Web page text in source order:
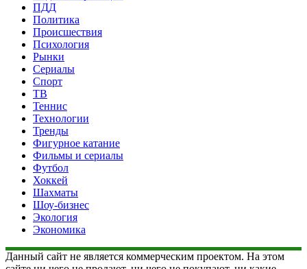
ПДД
Политика
Происшествия
Психология
Рынки
Сериалы
Спорт
ТВ
Теннис
Технологии
Тренды
Фигурное катание
Фильмы и сериалы
Футбол
Хоккей
Шахматы
Шоу-бизнес
Экология
Экономика
Данный сайт не является коммерческим проектом. На этом